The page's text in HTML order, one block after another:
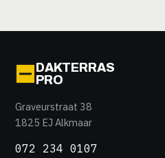
DAKTERRAS
PRO
Graveurstraat 38
1825 EJ Alkmaar
072 234 0107